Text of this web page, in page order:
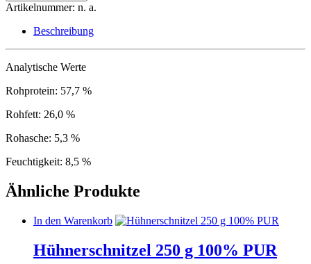
Artikelnummer: n. a.
Beschreibung
Analytische Werte
Rohprotein: 57,7 %
Rohfett: 26,0 %
Rohasche: 5,3 %
Feuchtigkeit: 8,5 %
Ähnliche Produkte
In den Warenkorb
Hühnerschnitzel 250 g 100% PUR